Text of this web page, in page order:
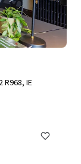
R968, IE